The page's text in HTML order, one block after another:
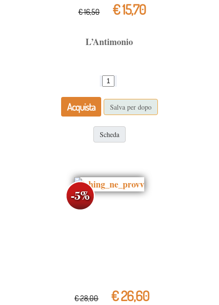
€ 16,50 € 15,70
L’Antimonio
Acquista Salva per dopo
Scheda
€ 28,00 € 26,60